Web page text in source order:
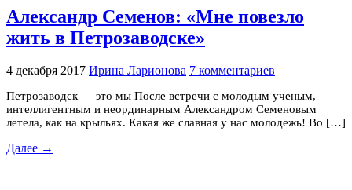
Александр Семенов: «Мне повезло
жить в Петрозаводске»
4 декабря 2017 Ирина Ларионова 7 комментариев
Петрозаводск — это мы После встречи с молодым ученым,
интеллигентным и неординарным Александром Семеновым
летела, как на крыльях. Какая же славная у нас молодежь! Во […]
Далее →